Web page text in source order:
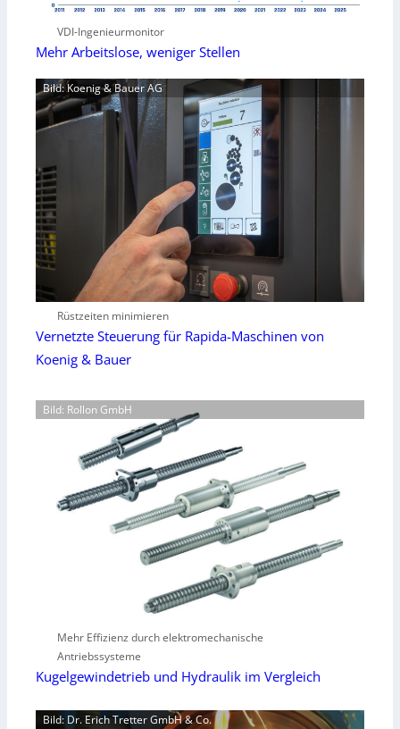
VDI-Ingenieurmonitor
Mehr Arbeitslose, weniger Stellen
Bild: Koenig & Bauer AG
Rüstzeiten minimieren
Vernetzte Steuerung für Rapida-Maschinen von
Koenig & Bauer
Bild: Rollon GmbH
Mehr Effizienz durch elektromechanische
Antriebssysteme
Kugelgewindetrieb und Hydraulik im Vergleich
Bild: Dr. Erich Tretter GmbH & Co.